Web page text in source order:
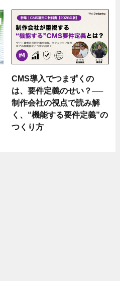
CMS導入でつまずくの
は、要件定義のせい？──
制作会社の視点で読み解
く、“機能する要件定義”の
つくり方